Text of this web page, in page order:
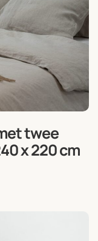
twee
x 220 cm